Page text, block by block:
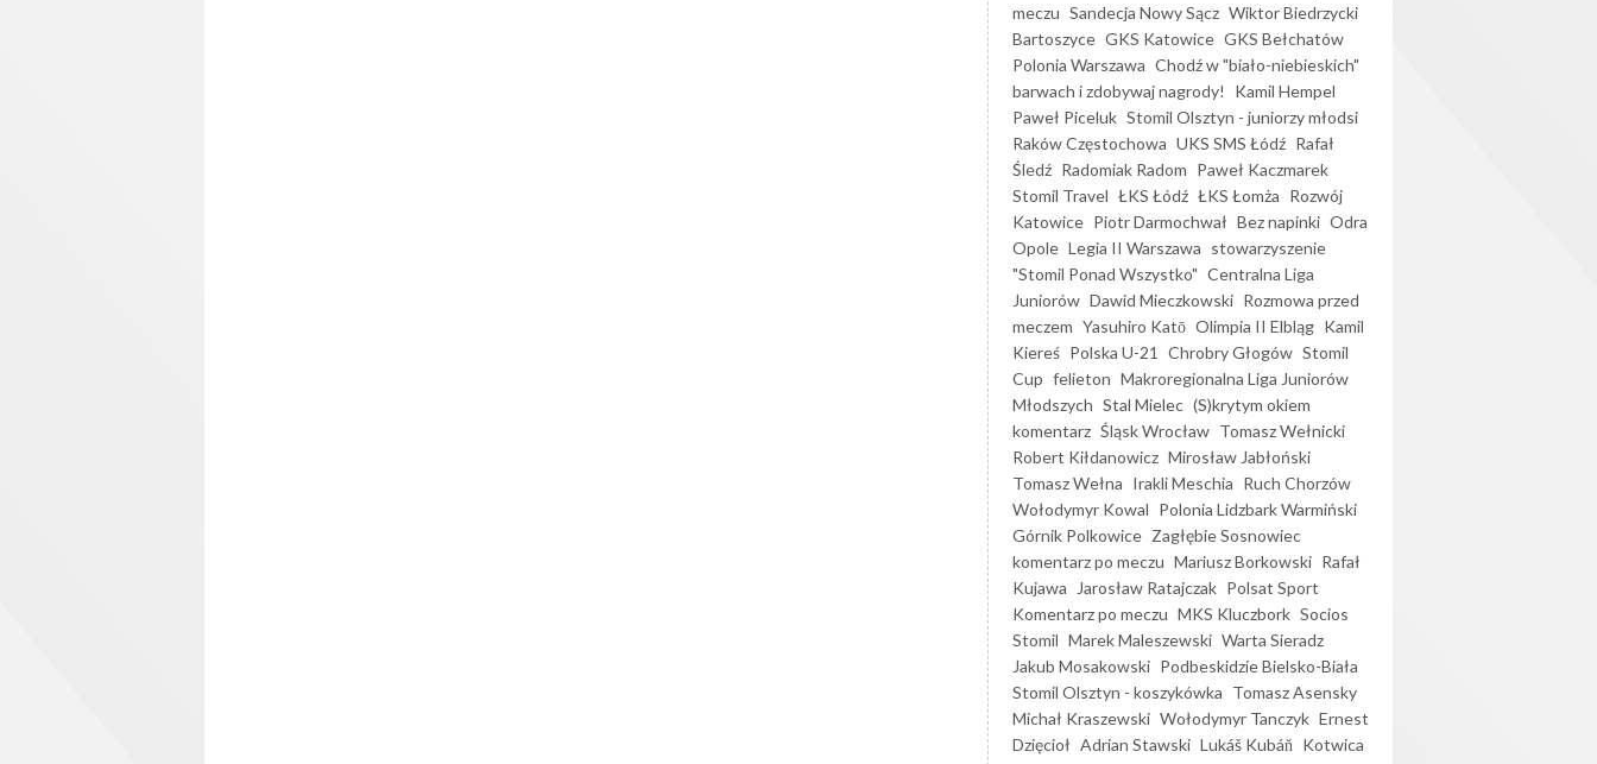
meczu Sandecja Nowy Sącz Wiktor Biedrzycki
Bartoszyce GKS Katowice GKS Bełchatów
Polonia Warszawa Chodź w "biało-niebieskich"
barwach i zdobywaj nagrody!
Kamil Hempel
Paweł Piceluk Stomil Olsztyn - juniorzy młodsi
Raków Częstochowa UKS SMS Łódź Rafał
Śledź Radomiak Radom Paweł Kaczmarek
Stomil Travel ŁKS Łódź ŁKS Łomża Rozwój
Katowice Piotr Darmochwał Bez napinki Odra
Opole Legia II Warszawa stowarzyszenie
"Stomil Ponad Wszystko" Centralna Liga
Juniorów Dawid Mieczkowski Rozmowa przed
meczem Yasuhiro Katō Olimpia II Elbląg Kamil
Kiereś Polska U-21 Chrobry Głogów Stomil
Cup felieton Makroregionalna Liga Juniorów
Młodszych Stal Mielec (S)krytym okiem
komentarz Śląsk Wrocław Tomasz Wełnicki
Robert Kiłdanowicz Mirosław Jabłoński
Tomasz Wełna Irakli Meschia Ruch Chorzów
Wołodymyr Kowal Polonia Lidzbark Warmiński
Górnik Polkowice Zagłębie Sosnowiec
komentarz po meczu Mariusz Borkowski Rafał
Kujawa
Jarosław Ratajczak Polsat Sport
Komentarz po meczu MKS Kluczbork Socios
Stomil Marek Maleszewski Warta Sieradz
Jakub Mosakowski Podbeskidzie Bielsko-Biała
Stomil Olsztyn - koszykówka Tomasz Asensky
Michał Kraszewski Wołodymyr Tanczyk Ernest
Dzięcioł Adrian Stawski Lukáš Kubáň Kotwica